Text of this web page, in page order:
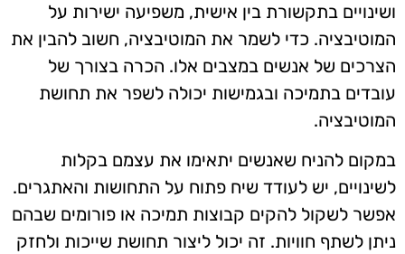
ושינויים בתקשורת בין אישית, משפיעה ישירות על
המוטיבציה. כדי לשמר את המוטיבציה, חשוב להבין את
הצרכים של אנשים במצבים אלו. הכרה בצורך של
עובדים בתמיכה ובגמישות יכולה לשפר את תחושת
המוטיבציה.
במקום להניח שאנשים יתאימו את עצמם בקלות
לשינויים, יש לעודד שיח פתוח על התחושות והאתגרים.
אפשר לשקול להקים קבוצות תמיכה או פורומים שבהם
ניתן לשתף חוויות. זה יכול ליצור תחושת שייכות ולחזק